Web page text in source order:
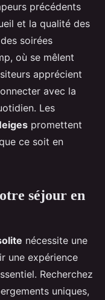
précédents
et la qualité des
soirées
où se mêlent
apprécient
avec la
Les
promettent
ce soit en
séjour en
nécessite une
une expérience
Recherchez
uniques,